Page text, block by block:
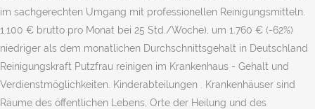
im sachgerechten Umgang mit professionellen Reinigungsmitteln.
1.100 € brutto pro Monat bei 25 Std./Woche), um 1.760 € (-62%)
niedriger als dem monatlichen Durchschnittsgehalt in Deutschland
Reinigungskraft Putzfrau reinigen im Krankenhaus - Gehalt und
Verdienstmöglichkeiten. Kinderabteilungen . Krankenhäuser sind
Räume des öffentlichen Lebens, Orte der Heilung und des